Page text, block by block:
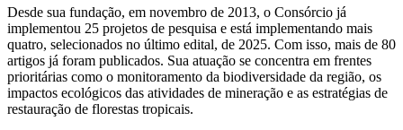
Desde sua fundação, em novembro de 2013, o Consórcio já
implementou 25 projetos de pesquisa e está implementando mais
quatro, selecionados no último edital, de 2025. Com isso, mais de 80
artigos já foram publicados. Sua atuação se concentra em frentes
prioritárias como o monitoramento da biodiversidade da região, os
impactos ecológicos das atividades de mineração e as estratégias de
restauração de florestas tropicais.